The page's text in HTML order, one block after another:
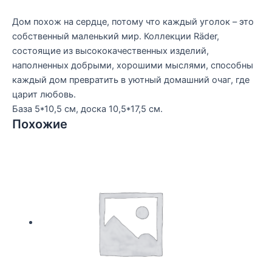
Дом похож на сердце, потому что каждый уголок – это
собственный маленький мир. Коллекции Räder,
состоящие из высококачественных изделий,
наполненных добрыми, хорошими мыслями, способны
каждый дом превратить в уютный домашний очаг, где
царит любовь.
База 5*10,5 см, доска 10,5*17,5 см.
Похожие